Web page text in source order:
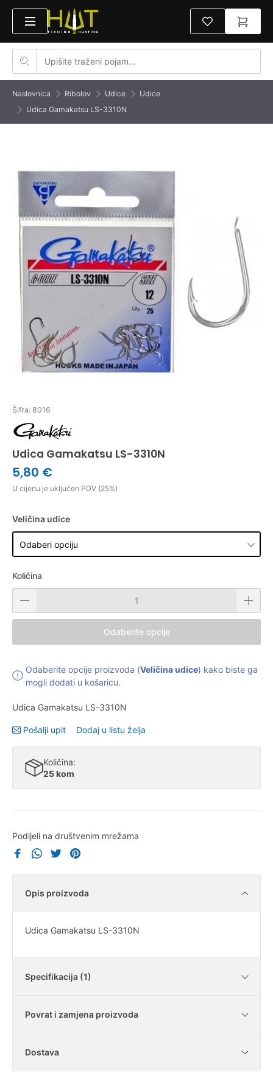
Naslovnica Ribolov Udice
Udice
Udica Gamakatsu LS-3310N
Šifra: 8016
Udica Gamakatsu LS-3310N
5,80 €
U cijenu je uključen PDV (25%)
Veličina udice
Količina
Odaberite opcije
Odaberite opcije proizvoda (Veličina udice) kako biste ga
mogli dodati u košaricu.
Udica Gamakatsu LS-3310N
Pošalji upit Dodaj u listu želja
Količina:
25 kom
Podijeli na društvenim mrežama
Opis proizvoda
Udica Gamakatsu LS-3310N
Specifikacija (1)
Povrat i zamjena proizvoda
Dostava